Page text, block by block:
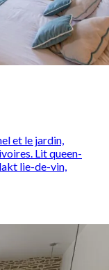
et le jardin,
Lit queen-
lie-de-vin,